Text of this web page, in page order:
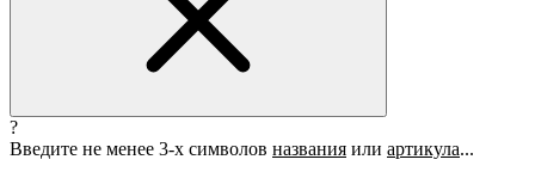
?
Введите не менее 3-х символов названия или артикула...